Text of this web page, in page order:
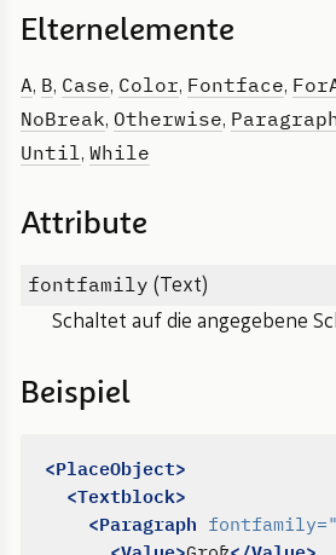
Elternelemente
A, B, Case, Color, Fontface,
NoBreak, Otherwise,
Until , While
Attribute
fontfamily (Text)
Schaltet auf die angegebene
Beispiel
<PlaceObject>
<Textblock>
<Paragraph fontfamily=